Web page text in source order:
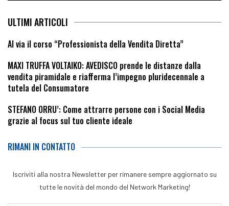
ULTIMI ARTICOLI
Al via il corso “Professionista della Vendita Diretta”
MAXI TRUFFA VOLTAIKO: AVEDISCO prende le distanze dalla
vendita piramidale e riafferma l’impegno pluridecennale a
tutela del Consumatore
STEFANO ORRU’: Come attrarre persone con i Social Media
grazie al focus sul tuo cliente ideale
RIMANI IN CONTATTO
Iscriviti alla nostra Newsletter per rimanere sempre aggiornato su
tutte le novità del mondo del Network Marketing!